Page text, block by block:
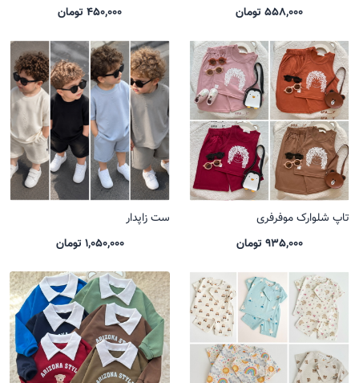
558,000 تومان
450,000 تومان
تاپ شلوارک موفرفری
935,000 تومان
ست زاپدار
1,050,000 تومان